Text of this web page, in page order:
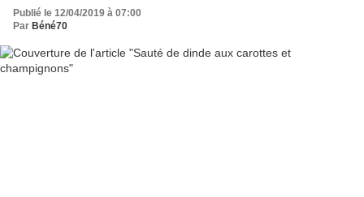
Publié le 12/04/2019 à 07:00
Par Béné70